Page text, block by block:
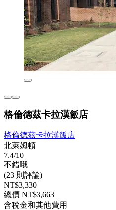
格倫德茲卡拉漢飯店
格倫德茲卡拉漢飯店
北萊姆頓
7.4/10
不錯哦
(23 則評論)
NT$3,330
總價 NT$3,663
含稅金和其他費用